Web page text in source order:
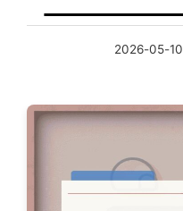
2026-05-10